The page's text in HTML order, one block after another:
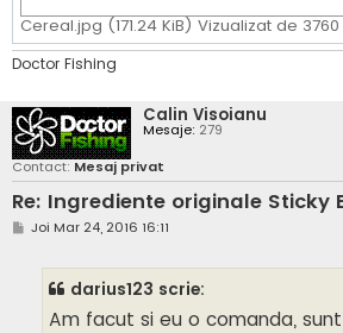
Cereal.jpg (171.24 KiB) Vizualizat de
Doctor Fishing
Calin Visoianu
Mesaje: 279
Contact: Mesaj privat
Re: Ingrediente originale Sticky
M
Joi Mar 24, 2016 16:11
darius123 scrie:
Am facut si eu o comanda,